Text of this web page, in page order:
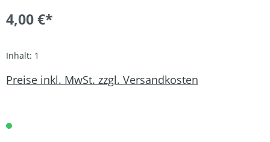
4,00 €*
Inhalt: 1
Preise inkl. MwSt. zzgl. Versandkosten